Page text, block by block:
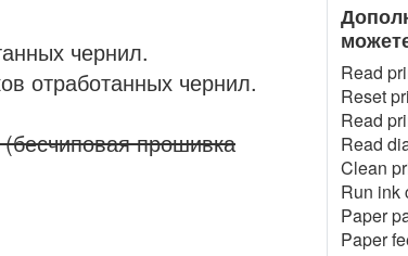
чернил.
отработанных чернил.
прошивка
Read
Reset
Read
Read
Clean
Run ink
Paper
Paper